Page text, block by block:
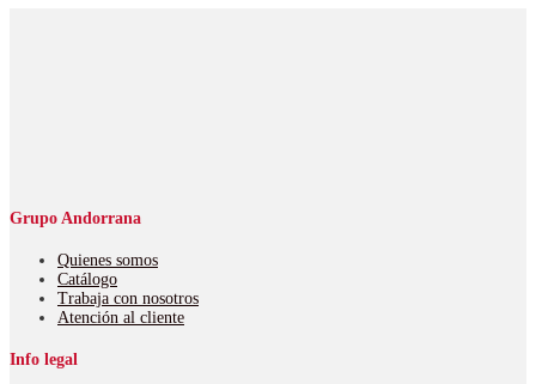
Grupo Andorrana
Quienes somos
Catálogo
Trabaja con nosotros
Atención al cliente
Info legal